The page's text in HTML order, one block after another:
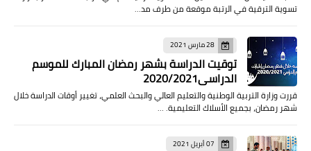
تسوية الترقية في الرتبة موقعة من طرف مد…
28 مارس 2021
توقيت الدراسة بشهر رمضان المبارك للموسم
الدراسي2020/2021
قررت وزارة التربية الوطنية والتعليم العالي والبحث العلمي، تغيير أوقات الدراسة خلال
شهر رمضان، بجميع الأسلاك التعليمية. …
07 أبريل 2021